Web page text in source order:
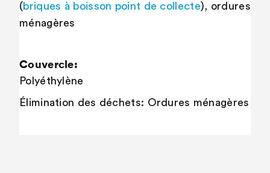
(briques à boisson point de collecte), ordures
ménagères​
Couvercle:
Polyéthylène
Élimination des déchets: Ordures ménagères​